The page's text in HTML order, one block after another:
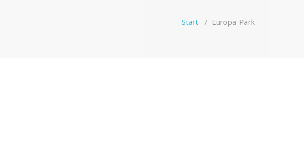
Start / Europa-Park